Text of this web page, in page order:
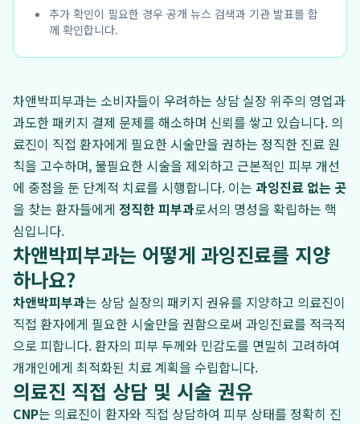
추가 확인이 필요한 경우 공개 뉴스 검색과 기관 발표를 함
께 확인합니다.
차앤박피부과는 소비자들이 우려하는 상담 실장 위주의 영업과
과도한 패키지 결제 문제를 해소하며 신뢰를 쌓고 있습니다. 의
료진이 직접 환자에게 필요한 시술만을 권하는 정직한 진료 원
칙을 고수하며, 불필요한 시술을 제외하고 근본적인 피부 개선
에 중점을 둔 단계적 치료를 시행합니다. 이는 과잉진료 없는 곳
을 찾는 환자들에게 정직한 피부과로서의 명성을 확립하는 핵
심입니다.
차앤박피부과는 어떻게 과잉진료를 지양
하나요?
차앤박피부과는 상담 실장의 패키지 권유를 지양하고 의료진이
직접 환자에게 필요한 시술만을 권함으로써 과잉진료를 적극적
으로 피합니다. 환자의 피부 두께와 민감도를 면밀히 고려하여
개개인에게 최적화된 치료 계획을 수립합니다.
의료진 직접 상담 및 시술 권유
CNP는 의료진이 환자와 직접 상담하여 피부 상태를 정확히 진